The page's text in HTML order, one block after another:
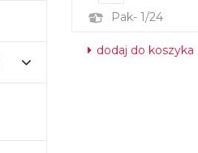
Pak- 1/24
dodaj do koszyka